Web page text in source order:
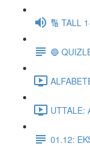
🔢 TALL
🔵
01.12: